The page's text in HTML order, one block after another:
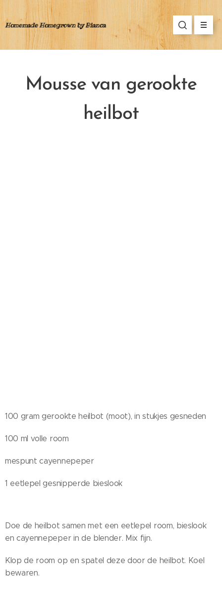
Homemade Homegrown by Bianca
Mousse van gerookte
heilbot
100 gram gerookte heilbot (moot), in stukjes gesneden
100 ml volle room
mespunt cayennepeper
1 eetlepel gesnipperde bieslook
Doe de heilbot samen met een eetlepel room, bieslook
en cayennepeper in de blender. Mix fijn.
Klop de room op en spatel deze door de heilbot. Koel
bewaren.